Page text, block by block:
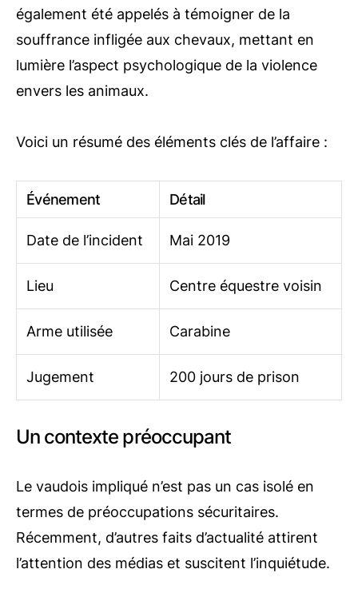
également été appelés à témoigner de la
souffrance infligée aux chevaux, mettant en
lumière l’aspect psychologique de la violence
envers les animaux.
Voici un résumé des éléments clés de l’affaire :
Événement Détail
Date de l’incident Mai 2019
Lieu Centre équestre voisin
Arme utilisée Carabine
Jugement 200 jours de prison
Un contexte préoccupant
Le vaudois impliqué n’est pas un cas isolé en
termes de préoccupations sécuritaires.
Récemment, d’autres faits d’actualité attirent
l’attention des médias et suscitent l’inquiétude.